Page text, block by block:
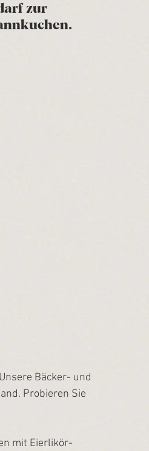
zur
Bäcker- und
Probieren Sie
mit Eierlikör-